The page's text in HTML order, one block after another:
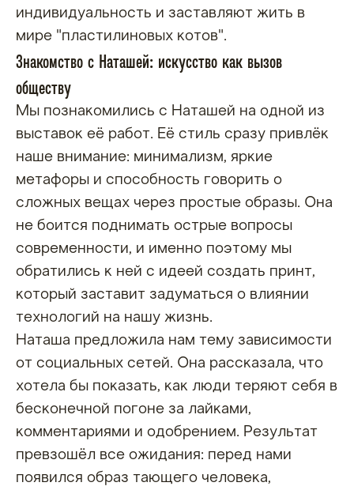
индивидуальность и заставляют жить в
мире "пластилиновых котов".
Знакомство с Наташей: искусство как вызов
обществу
Мы познакомились с Наташей на одной из
выставок её работ. Её стиль сразу привлёк
наше внимание: минимализм, яркие
метафоры и способность говорить о
сложных вещах через простые образы. Она
не боится поднимать острые вопросы
современности, и именно поэтому мы
обратились к ней с идеей создать принт,
который заставит задуматься о влиянии
технологий на нашу жизнь.
Наташа предложила нам тему зависимости
от социальных сетей. Она рассказала, что
хотела бы показать, как люди теряют себя в
бесконечной погоне за лайками,
комментариями и одобрением. Результат
превзошёл все ожидания: перед нами
появился образ тающего человека,